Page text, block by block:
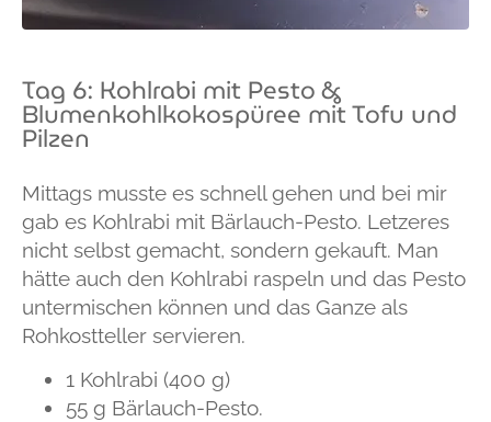
Tag 6: Kohlrabi mit Pesto &
Blumenkohlkokospüree mit Tofu und
Pilzen
Mittags musste es schnell gehen und bei mir
gab es Kohlrabi mit Bärlauch-Pesto. Letzeres
nicht selbst gemacht, sondern gekauft. Man
hätte auch den Kohlrabi raspeln und das Pesto
untermischen können und das Ganze als
Rohkostteller servieren.
1 Kohlrabi (400 g)
55 g Bärlauch-Pesto.